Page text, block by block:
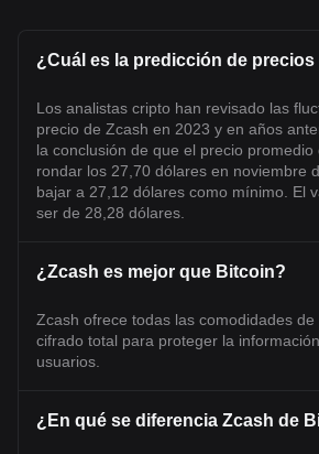
¿Cuál es la predicción de precios
Los analistas cripto han revisado las
precio de Zcash en 2023 y en años
la conclusión de que el precio promedio
rondar los 27,70 dólares en noviembre
bajar a 27,12 dólares como mínimo. El
ser de 28,28 dólares.
¿Zcash es mejor que Bitcoin?
Zcash ofrece todas las comodidades de
cifrado total para proteger la
usuarios.
¿En qué se diferencia Zcash de